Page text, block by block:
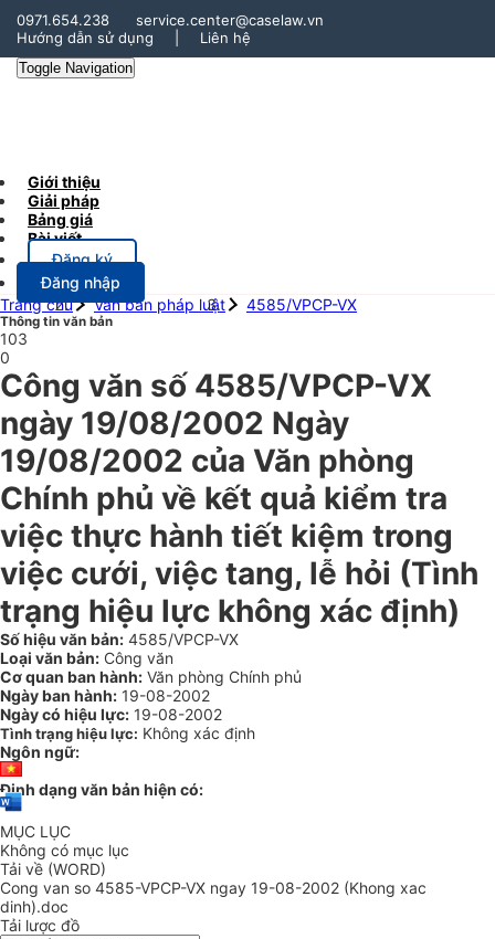
0971.654.238
service.center@caselaw.vn
Hướng dẫn sử dụng
Liên hệ
Toggle Navigation
Giới thiệu
Giải pháp
Bảng giá
Bài viết
Đăng ký
Đăng nhập
Trang chủ
Văn bản pháp luật 4585/VPCP-VX
Thông tin văn bản
103
0
Công văn số 4585/VPCP-VX
ngày 19/08/2002 Ngày
19/08/2002 của Văn phòng
Chính phủ về kết quả kiểm tra
việc thực hành tiết kiệm trong
việc cưới, việc tang, lễ hỏi (Tình
trạng hiệu lực không xác định)
Số hiệu văn bản: 4585/VPCP-VX
Loại văn bản: Công văn
Cơ quan ban hành: Văn phòng Chính phủ
Ngày ban hành: 19-08-2002
Ngày có hiệu lực: 19-08-2002
Tình trạng hiệu lực: Không xác định
Ngôn ngữ:
Định dạng văn bản hiện có:
MỤC LỤC
Không có mục lục
Tải về (WORD)
Cong van so 4585-VPCP-VX ngay 19-08-2002 (Khong xac
dinh).doc
Tải lược đồ